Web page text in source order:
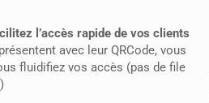
l’accès rapide de vos clients
avec leur QRCode, vous
fluidifiez vos accès (pas de file